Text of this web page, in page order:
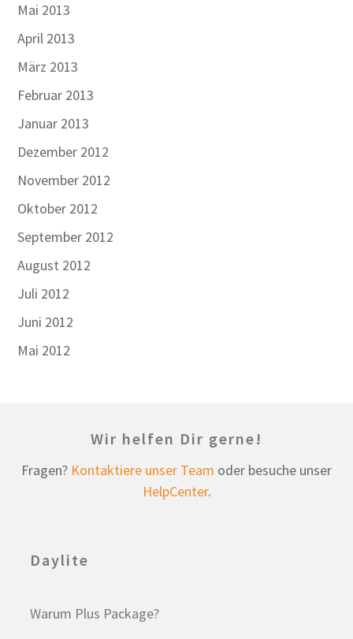
Mai 2013
April 2013
März 2013
Februar 2013
Januar 2013
Dezember 2012
November 2012
Oktober 2012
September 2012
August 2012
Juli 2012
Juni 2012
Mai 2012
Wir helfen Dir gerne!
Fragen? Kontaktiere unser Team oder besuche unser
HelpCenter.
Daylite
Warum Plus Package?